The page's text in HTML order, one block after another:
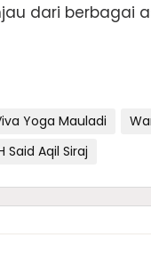
dari berbagai
Yoga Mauladi
Said Aqil Siraj